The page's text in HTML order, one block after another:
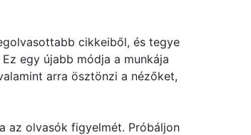
cikkeiből, és tegye
egy újabb módja a munkája
arra ösztönzi a nézőket,
az olvasók figyelmét. Próbáljon